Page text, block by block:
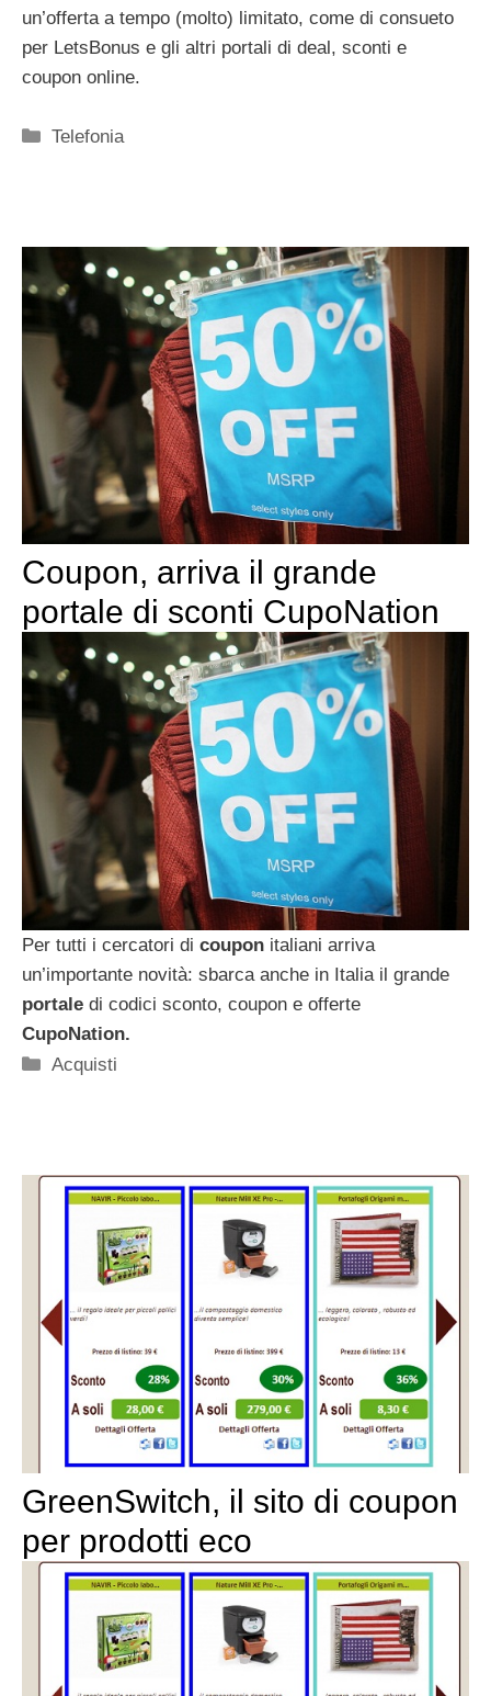
un’offerta a tempo (molto) limitato, come di consueto
per LetsBonus e gli altri portali di deal, sconti e
coupon online.
Categorie
Telefonia
Coupon, arriva il grande
portale di sconti CupoNation
Per tutti i cercatori di coupon italiani arriva
un’importante novità: sbarca anche in Italia il grande
portale di codici sconto, coupon e offerte
CupoNation.
Categorie
Acquisti
GreenSwitch, il sito di coupon
per prodotti eco